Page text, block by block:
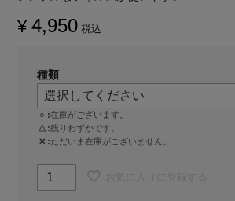
¥ 4,950 税込
種類
○
在庫がございます。
△ 残りわずかです。
✕
ただいま在庫がございません。